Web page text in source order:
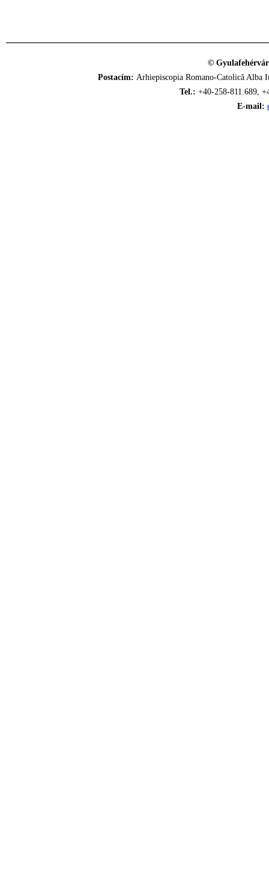
©
Postacím: Arhiepiscopia Romano-Catolică
Tel.: +40-258-811.689,
E-mail: